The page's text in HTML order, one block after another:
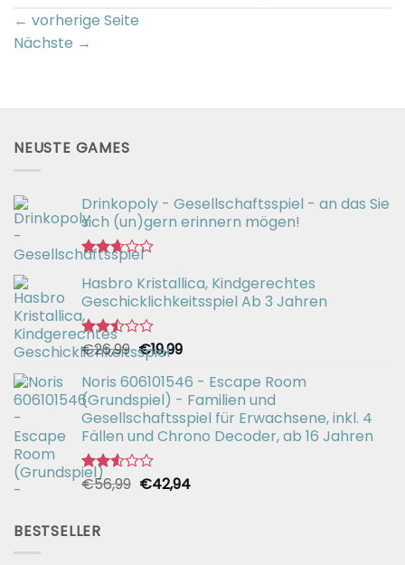
← vorherige Seite
Nächste →
NEUSTE GAMES
Drinkopoly - Gesellschaftsspiel - an das Sie
sich (un)gern erinnern mögen!
Bewertet
mit
2.67
von 5
Hasbro Kristallica, Kindgerechtes
Geschicklichkeitsspiel Ab 3 Jahren
Bewertet
mit
2.49
von 5
€26,99 Ursprünglicher
Preis
war:
€26,99
€19,99Aktueller
ist:
€19,99.
Noris 606101546 - Escape Room
(Grundspiel) - Familien und
Gesellschaftsspiel für Erwachsene, inkl. 4
Fällen und Chrono Decoder, ab 16 Jahren
Bewertet
von 5
€56,99 Ursprünglicher
€42,94Aktueller
BESTSELLER